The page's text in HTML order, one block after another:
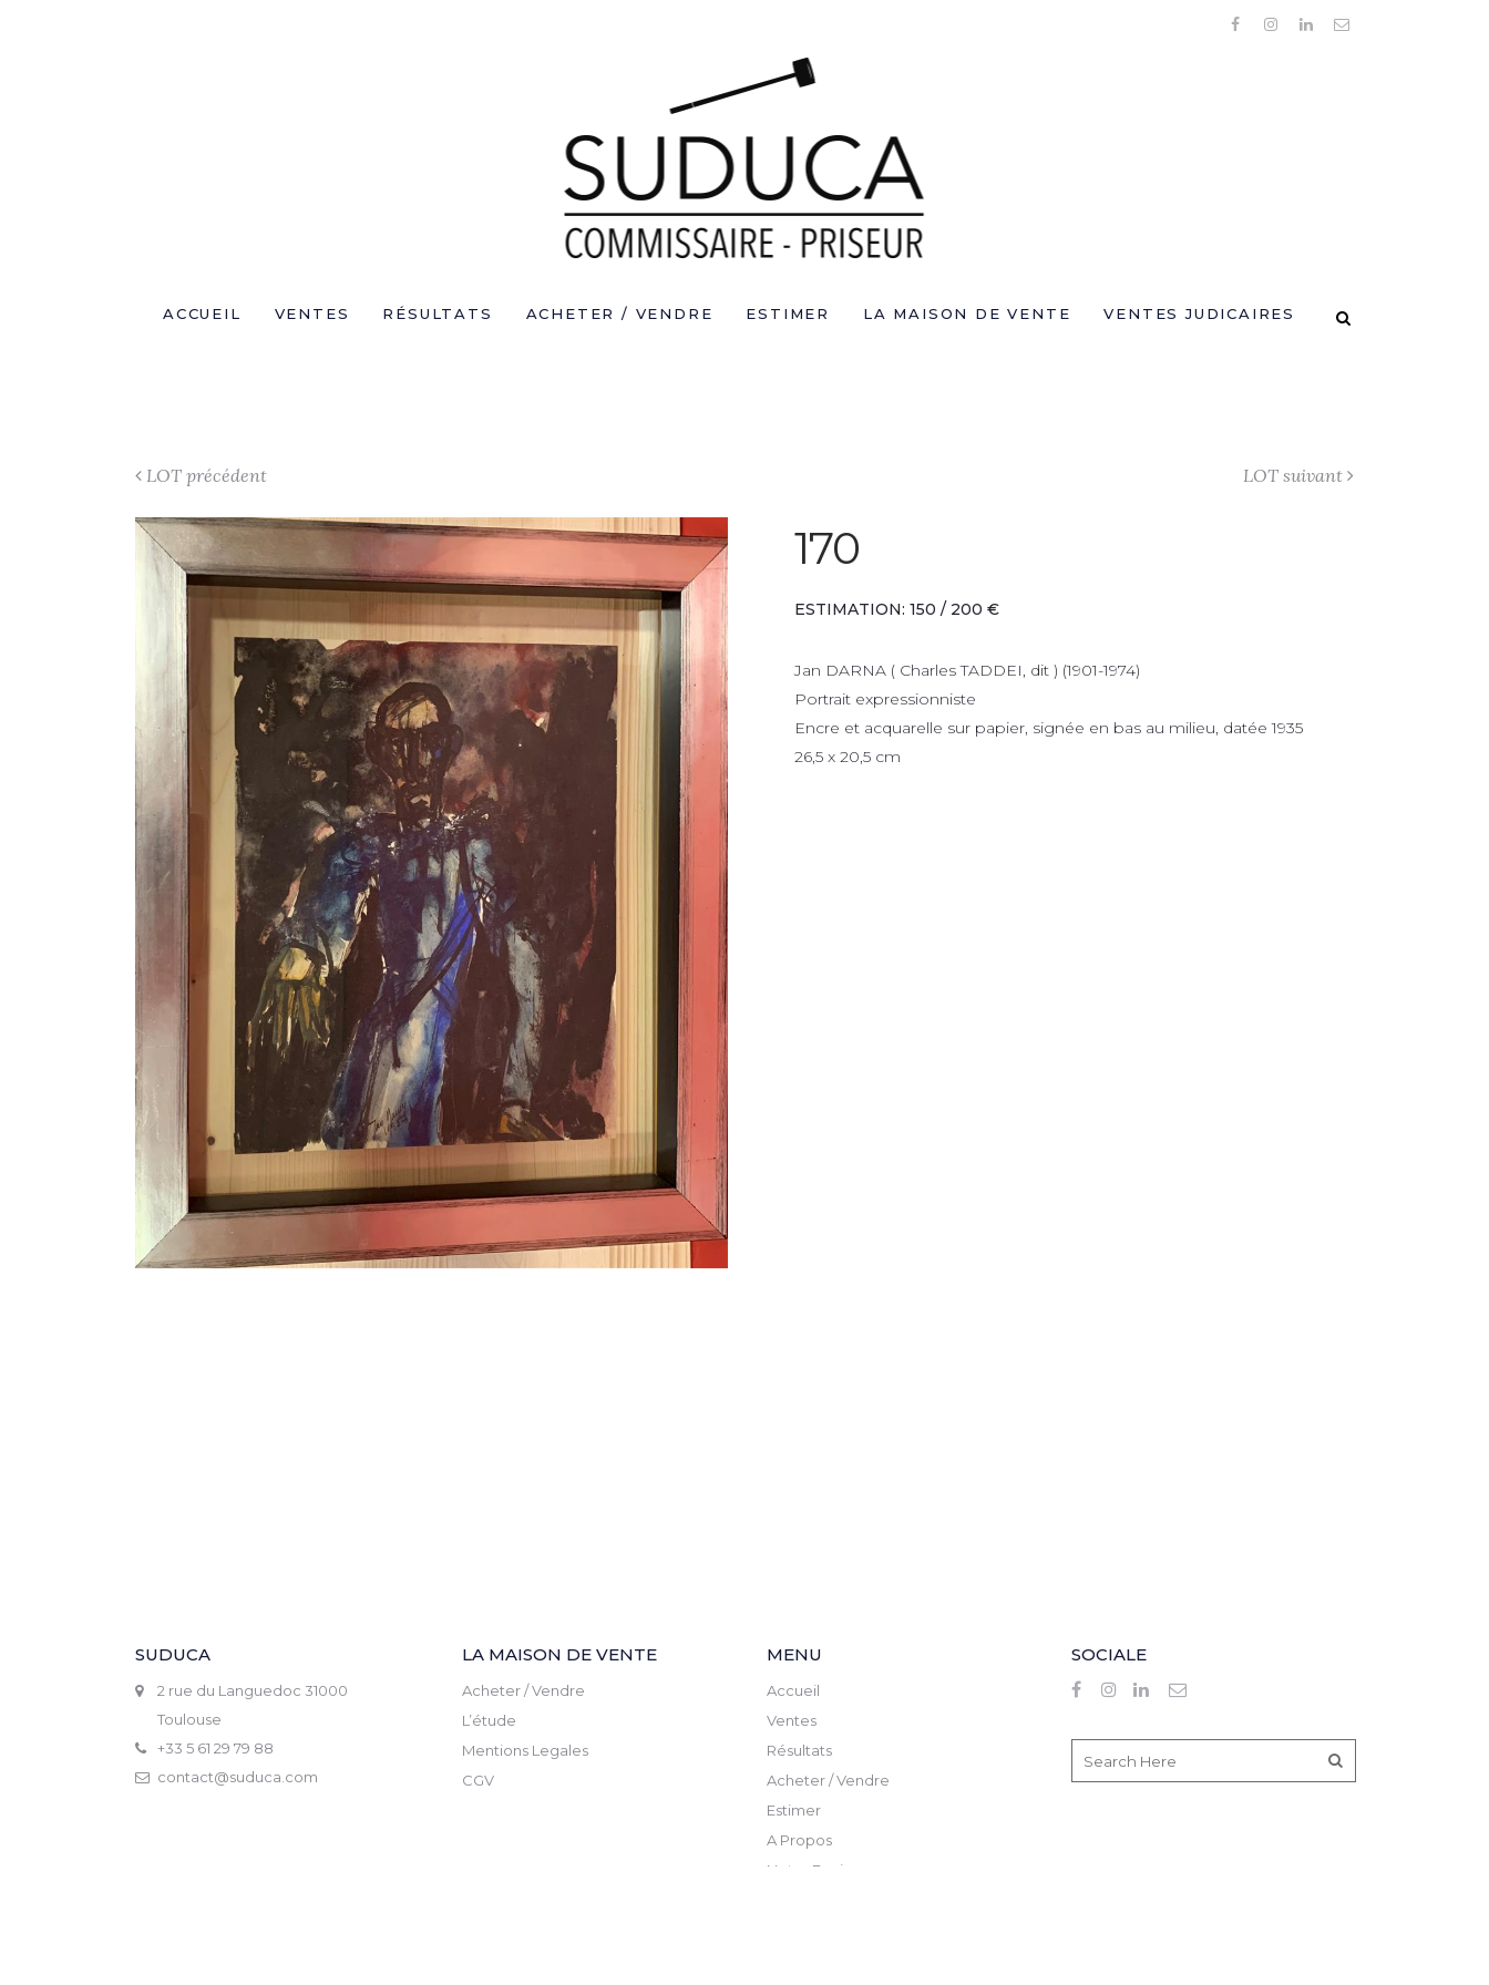
ACCUEIL VENTES RÉSULTATS ACHETER / VENDRE ESTIMER LA MAISON DE VENTE VENTES JUDICAIRES
LOT précédent LOT suivant
170
ESTIMATION: 150 / 200 €
Jan DARNA ( Charles TADDEI, dit ) (1901-1974)
Portrait expressionniste
Encre et acquarelle sur papier, signée en bas au milieu, datée 1935
26,5 x 20,5 cm
SUDUCA
2 rue du Languedoc 31000
Toulouse
+33 5 61 29 79 88
contact@suduca.com
LA MAISON DE VENTE
Acheter / Vendre
L’étude
Mentions Legales
CGV
MENU
Accueil
Ventes
Résultats
Acheter / Vendre
Estimer
A Propos
Notre Equipe
SOCIALE